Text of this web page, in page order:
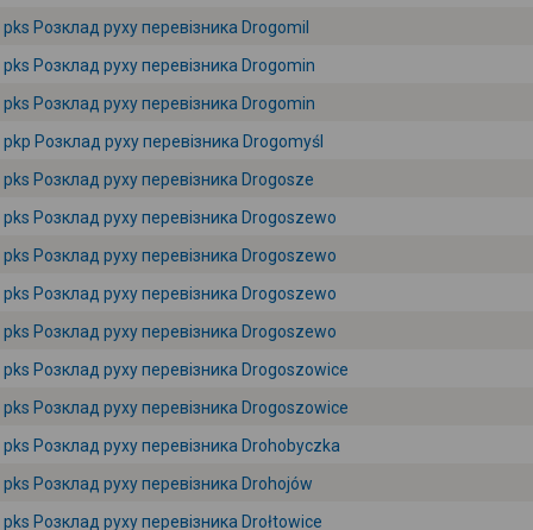
pks Розклад руху перевізника Drogomil
pks Розклад руху перевізника Drogomin
pks Розклад руху перевізника Drogomin
pkp Розклад руху перевізника Drogomyśl
pks Розклад руху перевізника Drogosze
pks Розклад руху перевізника Drogoszewo
pks Розклад руху перевізника Drogoszewo
pks Розклад руху перевізника Drogoszewo
pks Розклад руху перевізника Drogoszewo
pks Розклад руху перевізника Drogoszowice
pks Розклад руху перевізника Drogoszowice
pks Розклад руху перевізника Drohobyczka
pks Розклад руху перевізника Drohojów
pks Розклад руху перевізника Drołtowice